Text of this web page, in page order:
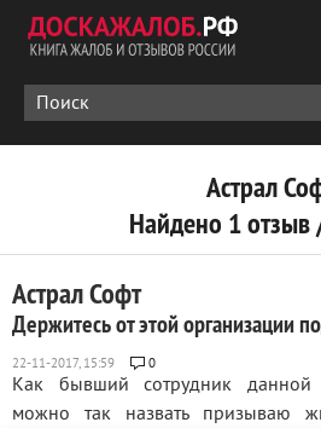
Астрал
Найдено 1
Астрал Софт
Держитесь от этой организации
0
Как бывший сотрудник данной
можно так назвать призываю